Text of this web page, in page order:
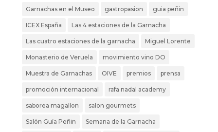
Garnachas en el Museo gastropasion guia peñin
ICEX España Las 4 estaciones de la Garnacha
Las cuatro estaciones de la garnacha Miguel Lorente
Monasterio de Veruela movimiento vino DO
Muestra de Garnachas OIVE premios prensa
promoción internacional rafa nadal academy
saborea magallon salon gourmets
Salón Guía Peñin Semana de la Garnacha